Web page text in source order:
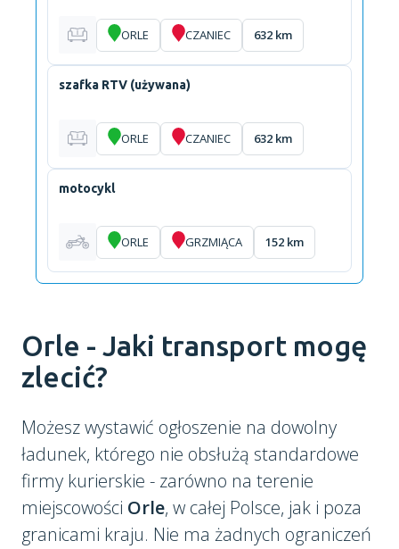
ORLE CZANIEC 632 km
szafka RTV (używana)
ORLE CZANIEC 632 km
motocykl
ORLE GRZMIĄCA 152 km
Orle - Jaki transport mogę
zlecić?
Możesz wystawić ogłoszenie na dowolny
ładunek, którego nie obsłużą standardowe
firmy kurierskie - zarówno na terenie
miejscowości Orle, w całej Polsce, jak i poza
granicami kraju. Nie ma żadnych ograniczeń